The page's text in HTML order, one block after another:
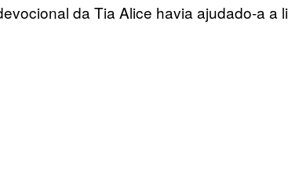
da Tia Alice havia ajudado-a a